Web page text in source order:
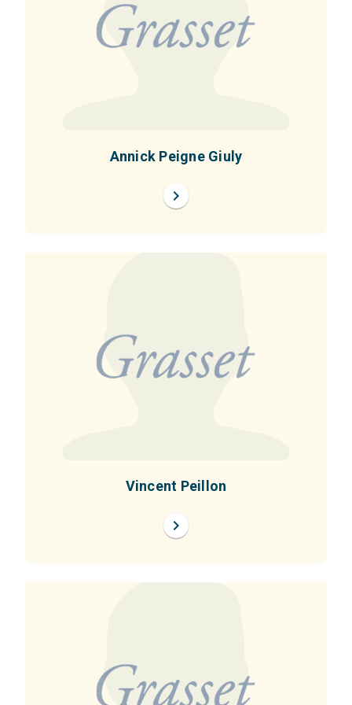
Annick Peigne Giuly
chevron_right
Vincent Peillon
chevron_right